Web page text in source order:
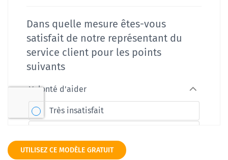
UTILISEZ CE MODÈLE GRATUIT